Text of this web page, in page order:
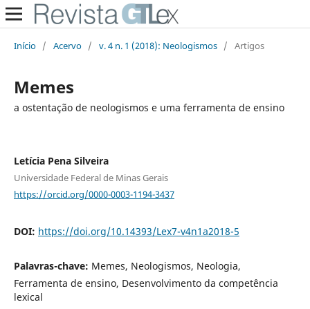
Início / Acervo / v. 4 n. 1 (2018): Neologismos / Artigos
Memes
a ostentação de neologismos e uma ferramenta de ensino
Letícia Pena Silveira
Universidade Federal de Minas Gerais
https://orcid.org/0000-0003-1194-3437
DOI: https://doi.org/10.14393/Lex7-v4n1a2018-5
Palavras-chave: Memes, Neologismos, Neologia,
Ferramenta de ensino, Desenvolvimento da competência
lexical